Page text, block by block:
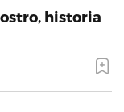
historia